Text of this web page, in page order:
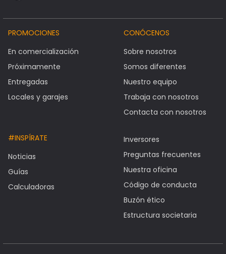
PROMOCIONES
En comercialización
Próximamente
Entregadas
Locales y garajes
CONÓCENOS
Sobre nosotros
Somos diferentes
Nuestro equipo
Trabaja con nosotros
Contacta con nosotros
#INSPÍRATE
Noticias
Guías
Calculadoras
Inversores
Preguntas frecuentes
Nuestra oficina
Código de conducta
Buzón ético
Estructura societaria